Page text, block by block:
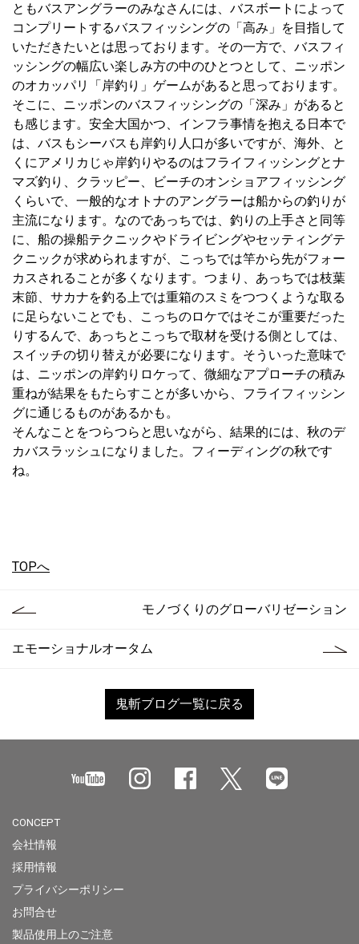
ともバスアングラーのみなさんには、バスボートによって
コンプリートするバスフィッシングの「高み」を目指して
いただきたいとは思っております。その一方で、バスフィ
ッシングの幅広い楽しみ方の中のひとつとして、ニッポン
のオカッパリ「岸釣り」ゲームがあると思っております。
そこに、ニッポンのバスフィッシングの「深み」があると
も感じます。安全大国かつ、インフラ事情を抱える日本で
は、バスもシーバスも岸釣り人口が多いですが、海外、と
くにアメリカじゃ岸釣りやるのはフライフィッシングとナ
マズ釣り、クラッピー、ビーチのオンショアフィッシング
くらいで、一般的なオトナのアングラーは船からの釣りが
主流になります。なのであっちでは、釣りの上手さと同等
に、船の操船テクニックやドライビングやセッティングテ
クニックが求められますが、こっちでは竿から先がフォー
カスされることが多くなります。つまり、あっちでは枝葉
末節、サカナを釣る上では重箱のスミをつつくような取る
に足らないことでも、こっちのロケではそこが重要だった
りするんで、あっちとこっちで取材を受ける側としては、
スイッチの切り替えが必要になります。そういった意味で
は、ニッポンの岸釣りロケって、微細なアプローチの積み
重ねが結果をもたらすことが多いから、フライフィッシン
グに通じるものがあるかも。
そんなことをつらつらと思いながら、結果的には、秋のデ
カバスラッシュになりました。フィーディングの秋です
ね。
TOPへ
モノづくりのグローバリゼーション
エモーショナルオータム
鬼斬ブログ一覧に戻る
CONCEPT
会社情報
採用情報
プライバシーポリシー
お問合せ
製品使用上のご注意